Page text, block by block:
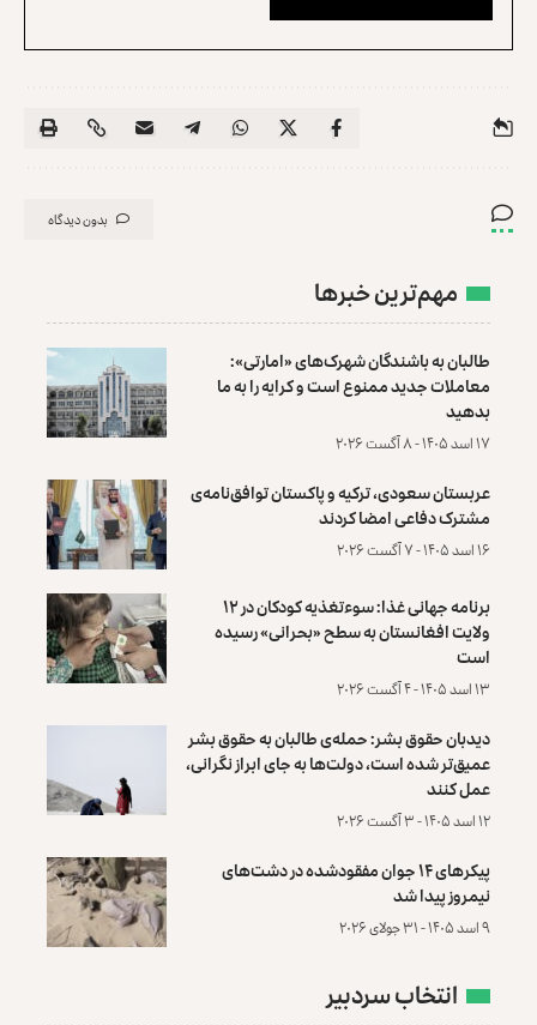
بدون دیدگاه
مهم‌ترین خبرها
طالبان به باشندگان شهرک‌های «امارتی»:
معاملات جدید ممنوع است و کرایه را به ما
بدهید
۱۷ اسد ۱۴۰۵ - ۸ آگست ۲۰۲۶
عربستان سعودی، ترکیه و پاکستان توافق‌نامه‌ی
مشترک دفاعی امضا کردند
۱۶ اسد ۱۴۰۵ - ۷ آگست ۲۰۲۶
برنامه جهانی غذا: سوءتغذیه کودکان در ۱۲
ولایت افغانستان به سطح «بحرانی» رسیده
است
۱۳ اسد ۱۴۰۵ - ۴ آگست ۲۰۲۶
دیدبان حقوق بشر: حمله‌ی طالبان به حقوق بشر
عمیق‌تر شده است، دولت‌ها به جای ابراز نگرانی،
عمل کنند
۱۲ اسد ۱۴۰۵ - ۳ آگست ۲۰۲۶
پیکرهای ۱۴ جوان مفقودشده در دشت‌های
نیمروز پیدا شد
۹ اسد ۱۴۰۵ - ۳۱ جولای ۲۰۲۶
انتخاب سردبیر